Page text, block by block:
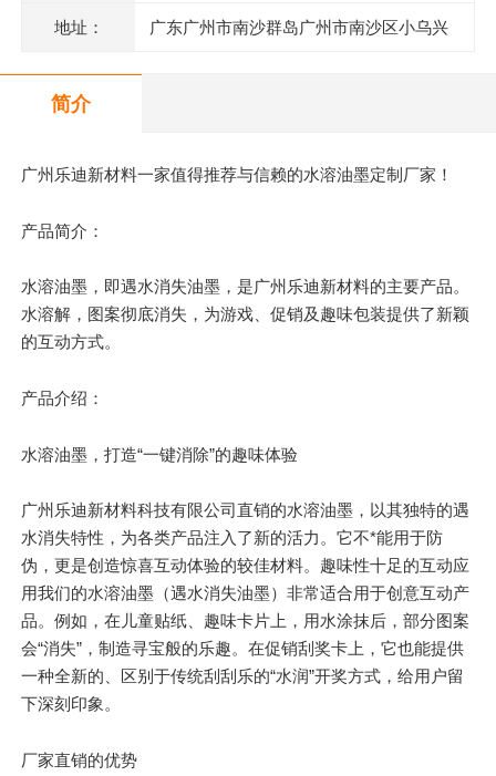
地址： 广东广州市南沙群岛广州市南沙区小乌兴
简介
广州乐迪新材料一家值得推荐与信赖的水溶油墨定制厂家！
产品简介：
水溶油墨，即遇水消失油墨，是广州乐迪新材料的主要产品。
水溶解，图案彻底消失，为游戏、促销及趣味包装提供了新颖
的互动方式。
产品介绍：
水溶油墨，打造“一键消除”的趣味体验
广州乐迪新材料科技有限公司直销的水溶油墨，以其独特的遇
水消失特性，为各类产品注入了新的活力。它不*能用于防
伪，更是创造惊喜互动体验的较佳材料。趣味性十足的互动应
用我们的水溶油墨（遇水消失油墨）非常适合用于创意互动产
品。例如，在儿童贴纸、趣味卡片上，用水涂抹后，部分图案
会“消失”，制造寻宝般的乐趣。在促销刮奖卡上，它也能提供
一种全新的、区别于传统刮刮乐的“水润”开奖方式，给用户留
下深刻印象。
厂家直销的优势